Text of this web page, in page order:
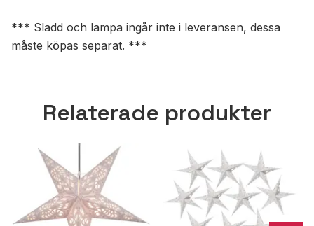
*** Sladd och lampa ingår inte i leveransen, dessa
måste köpas separat. ***
Relaterade produkter